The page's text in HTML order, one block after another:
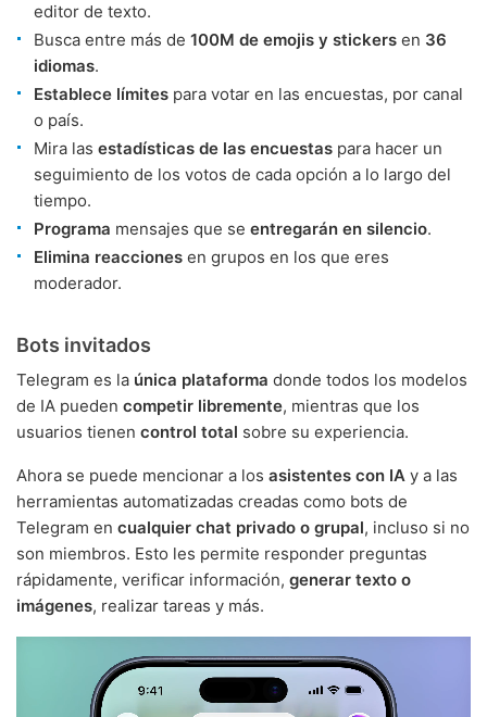
editor de texto.
Busca entre más de 100M de emojis y stickers en 36
idiomas.
Establece límites para votar en las encuestas, por canal
o país.
Mira las estadísticas de las encuestas para hacer un
seguimiento de los votos de cada opción a lo largo del
tiempo.
Programa mensajes que se entregarán en silencio.
Elimina reacciones en grupos en los que eres
moderador.
Bots invitados
Telegram es la única plataforma donde todos los modelos
de IA pueden competir libremente, mientras que los
usuarios tienen control total sobre su experiencia.
Ahora se puede mencionar a los asistentes con IA y a las
herramientas automatizadas creadas como bots de
Telegram en cualquier chat privado o grupal, incluso si no
son miembros. Esto les permite responder preguntas
rápidamente, verificar información, generar texto o
imágenes, realizar tareas y más.